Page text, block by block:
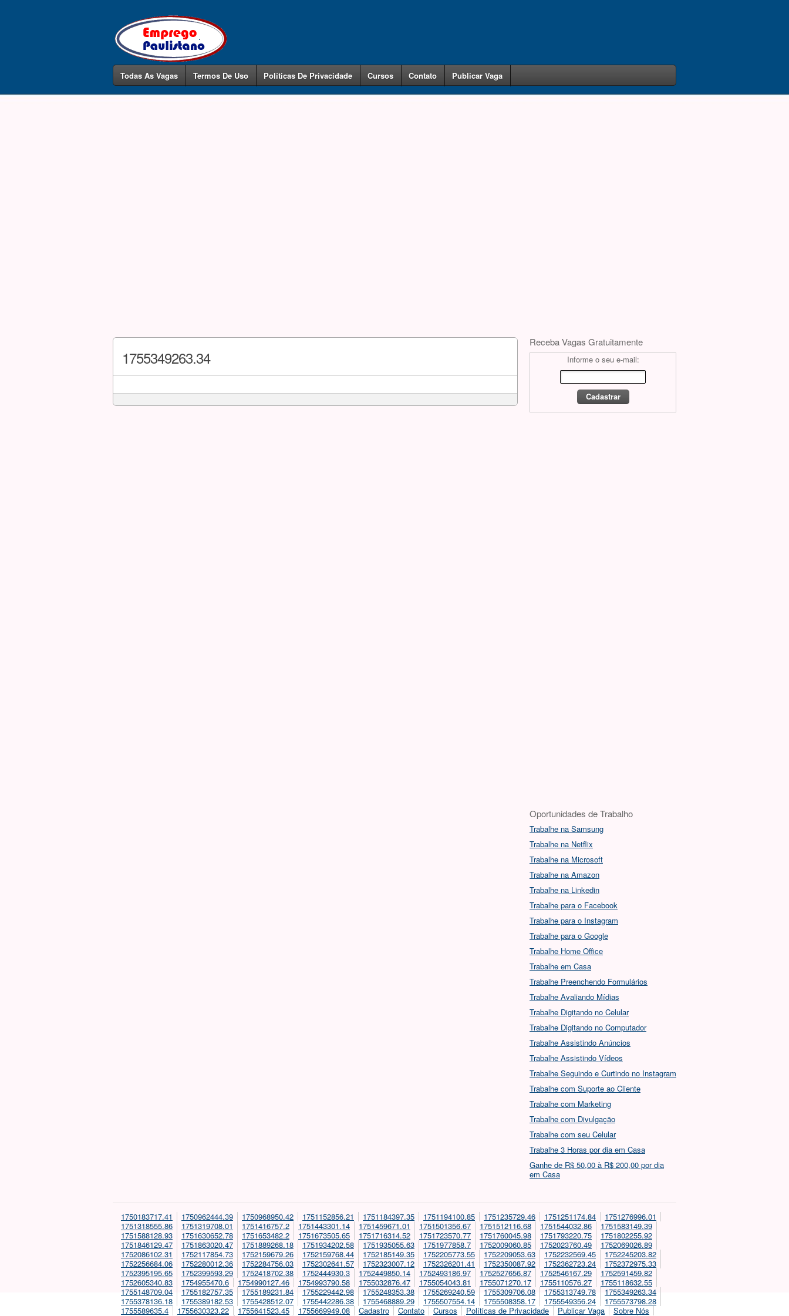
Todas As Vagas Termos De Uso Políticas De Privacidade Cursos Contato Publicar Vaga
1755349263.34
Receba Vagas Gratuitamente
Informe o seu e-mail:
Oportunidades de Trabalho
Trabalhe na Samsung
Trabalhe na Netflix
Trabalhe na Microsoft
Trabalhe na Amazon
Trabalhe na Linkedin
Trabalhe para o Facebook
Trabalhe para o Instagram
Trabalhe para o Google
Trabalhe Home Office
Trabalhe em Casa
Trabalhe Preenchendo Formulários
Trabalhe Avaliando Mídias
Trabalhe Digitando no Celular
Trabalhe Digitando no Computador
Trabalhe Assistindo Anúncios
Trabalhe Assistindo Vídeos
Trabalhe Seguindo e Curtindo no Instagram
Trabalhe com Suporte ao Cliente
Trabalhe com Marketing
Trabalhe com Divulgação
Trabalhe com seu Celular
Trabalhe 3 Horas por dia em Casa
Ganhe de R$ 50,00 à R$ 200,00 por dia
em Casa
1750183717.41 1750962444.39 1750968950.42 1751152856.21 1751184397.35 1751194100.85 1751235729.46 1751251174.84
1751276996.01
1751318555.86
1751319708.01 1751416757.2 1751443301.14 1751459671.01 1751501356.67 1751512116.68 1751544032.86
1751583149.39
1751588128.93
1751630652.78 1751653482.2 1751673505.65 1751716314.52 1751723570.77 1751760045.98 1751793220.75
1751802255.92
1751846129.47
1751863020.47 1751889268.18 1751934202.58 1751935055.63 1751977858.7 1752009060.85 1752023760.49
1752069026.89
1752086102.31
1752117854.73 1752159679.26 1752159768.44 1752185149.35 1752205773.55 1752209053.63 1752232569.45
1752245203.82
1752256684.06
1752280012.36 1752284756.03 1752302641.57 1752323007.12 1752326201.41 1752350087.92 1752362723.24
1752372975.33
1752395195.65
1752399593.29 1752418702.38 1752444930.3 1752449850.14 1752493186.97 1752527656.87 1752546167.29
1752591459.82
1752605340.83
1754955470.6 1754990127.46 1754993790.58 1755032876.47 1755054043.81 1755071270.17 1755110576.27
1755118632.55
1755148709.04
1755182757.35 1755189231.84 1755229442.98 1755248353.38 1755269240.59 1755309706.08 1755313749.78
1755349263.34
1755378136.18
1755389182.53 1755428512.07 1755442286.38 1755468889.29 1755507554.14 1755508358.17 1755549356.24
1755573798.28
1755589635.4
1755630323.22 1755641523.45 1755669949.08 Cadastro Contato Cursos Políticas de Privacidade Publicar Vaga
Sobre Nós